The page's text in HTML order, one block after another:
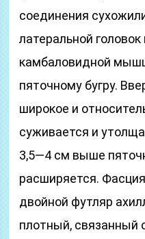
соединения
латеральной
камбаловидной
пяточному бугру.
широкое и
суживается и
3,5—4 см выше
расширяется.
двойной футляр
плотный, связанный